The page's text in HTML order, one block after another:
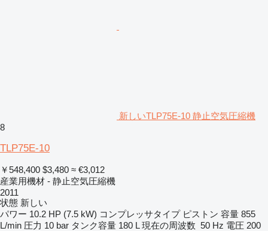
新しいTLP75E-10 静止空気圧縮機
8
TLP75E-10
￥548,400 $3,480 ≈ €3,012
産業用機材 - 静止空気圧縮機
2011
状態 新しい
パワー 10.2 HP (7.5 kW) コンプレッサタイプ ピストン 容量 855
L/min 圧力 10 bar タンク容量 180 L 現在の周波数 50 Hz 電圧 200